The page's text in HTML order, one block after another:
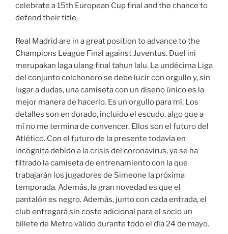
celebrate a 15th European Cup final and the chance to
defend their title.
Real Madrid are in a great position to advance to the
Champions League Final against Juventus. Duel ini
merupakan laga ulang final tahun lalu. La undécima Liga
del conjunto colchonero se debe lucir con orgullo y, sin
lugar a dudas, una camiseta con un diseño único es la
mejor manera de hacerlo. Es un orgullo para mí. Los
detalles son en dorado, incluido el escudo, algo que a
mí no me termina de convencer. Ellos son el futuro del
Atlético. Con el futuro de la presente todavía en
incógnita debido a la crisis del coronavirus, ya se ha
filtrado la camiseta de entrenamiento con la que
trabajarán los jugadores de Simeone la próxima
temporada. Además, la gran novedad es que el
pantalón es negro. Además, junto con cada entrada, el
club entregará sin coste adicional para el socio un
billete de Metro válido durante todo el día 24 de mayo.